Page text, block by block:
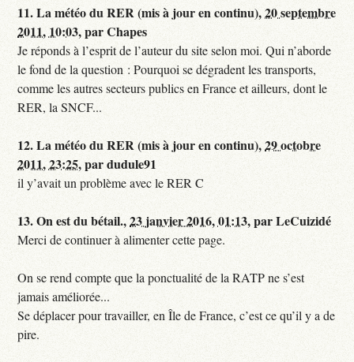
11.La météo du RER (mis à jour en continu),20 septembre
2011, 10:03,parChapes
Je réponds à l’esprit de l’auteur du site selon moi. Qui n’aborde
le fond de la question : Pourquoi se dégradent les transports,
comme les autres secteurs publics en France et ailleurs, dont le
RER, la SNCF...
12.La météo du RER (mis à jour en continu),29 octobre
2011, 23:25,pardudule91
il y’avait un problème avec le RER C
13.On est du bétail.,23 janvier 2016, 01:13,parLeCuizidé
Merci de continuer à alimenter cette page.
On se rend compte que la ponctualité de la RATP ne s’est
jamais améliorée...
Se déplacer pour travailler, en Île de France, c’est ce qu’il y a de
pire.